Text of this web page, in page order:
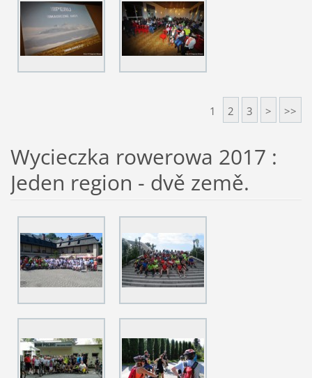
1 2 3 > >>
Wycieczka rowerowa 2017 :
Jeden region - dvě země.